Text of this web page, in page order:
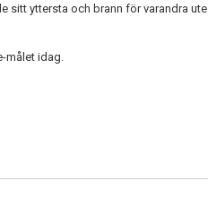
sitt yttersta och brann för varandra ute
målet idag.